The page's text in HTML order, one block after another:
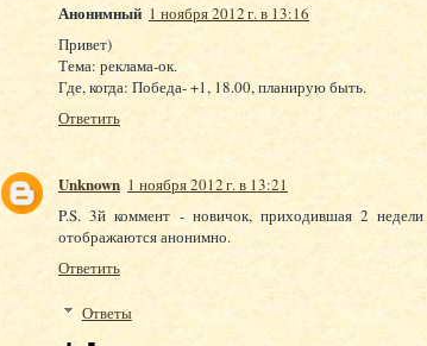
Анонимный 1 ноября 2012 г. в 13:16
Привет)
Тема: реклама-ок.
Где, когда: Победа- +1, 18.00, планирую быть.
Ответить
Unknown 1 ноября 2012 г. в 13:21
P.S. 3й коммент - новичок, приходившая 2
отображаются анонимно.
Ответить
Ответы